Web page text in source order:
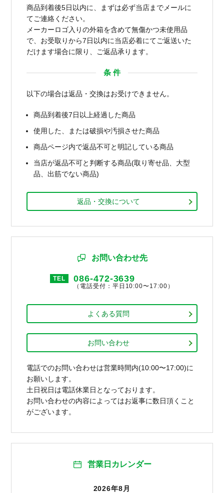
商品到着後5日以内に、まずは必ず当店までメールに
てご連絡ください。
メーカーロゴ入りの外箱を含めて無傷かつ未使用品
で、お受取りから7日以内に当店必着にてご返送いた
だけます場合に限り、ご返品承ります。
条 件
以下の場合は返品・交換はお受けできません。
商品到着後7日以上経過した商品
使用した、または破損や汚損させた商品
商品ページ内で返品不可と明記している商品
当店が返品不可と判断する商品(取り寄せ品、大型
品、出筋でない商品)
返品・交換について
お問い合わせ先
TEL 086-472-3639
（電話受付：平日10:00〜17:00）
よくある質問
お問い合わせ
電話でのお問い合わせは営業時間内(10:00〜17:00)に
お願いします。
土日祝日は電話休業日となっております。
お問い合わせの内容によってはお返事に数日頂くこと
がございます。
営業日カレンダー
2026年8月